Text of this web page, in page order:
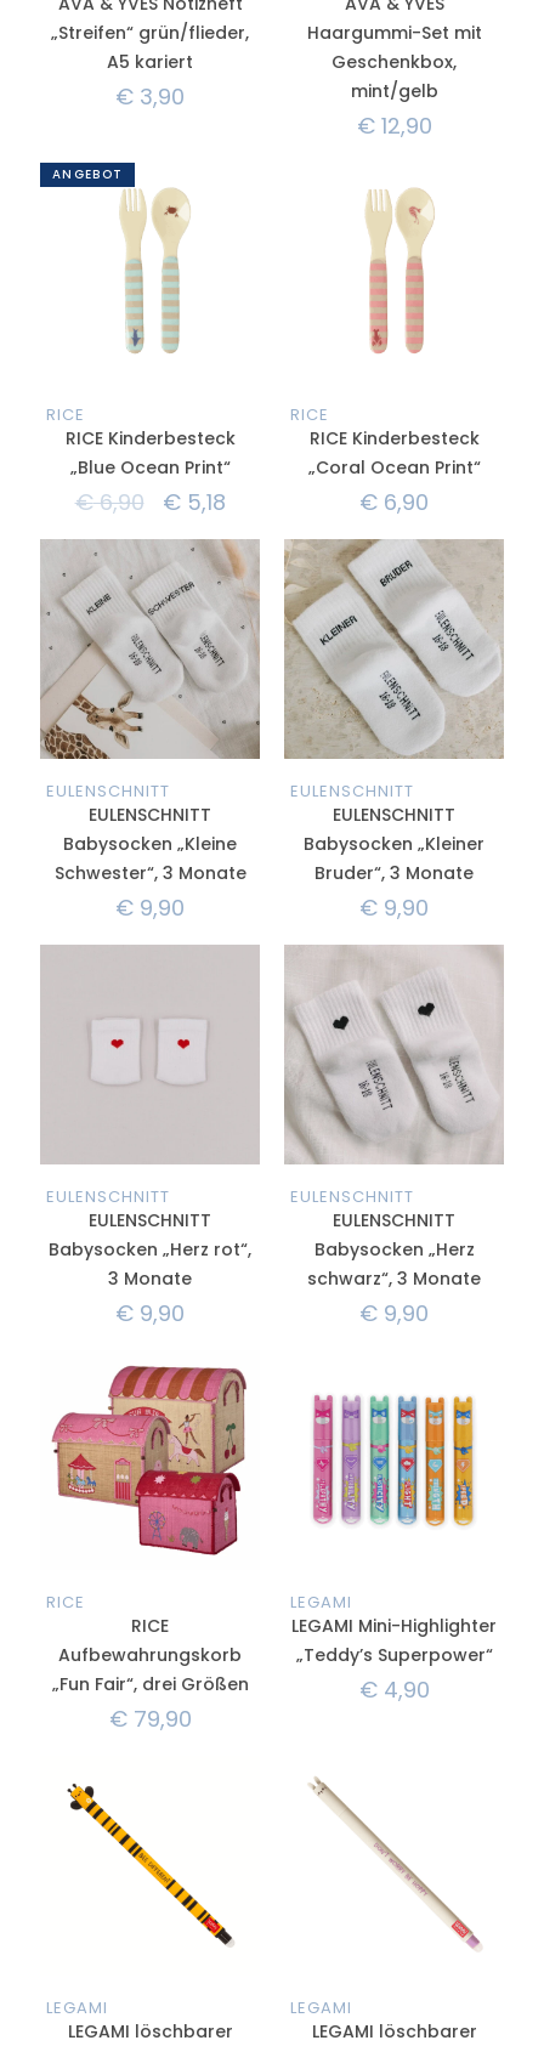
„Streifen“ grün/flieder,
A5 kariert
€ 3,90
Haargummi-Set mit
Geschenkbox,
mint/gelb
€12,90
ANGEBOT
RICE
RICE Kinderbesteck
„Blue Ocean Print“
€6,90 €5,18
RICE
RICE Kinderbesteck
„Coral Ocean Print“
€ 6,90
EULENSCHNITT
EULENSCHNITT
Babysocken „Kleine
Schwester“, 3 Monate
€ 9,90
EULENSCHNITT
EULENSCHNITT
Babysocken „Kleiner
Bruder“, 3 Monate
€ 9,90
EULENSCHNITT
EULENSCHNITT
Babysocken „Herz rot“,
3 Monate
€ 9,90
EULENSCHNITT
EULENSCHNITT
Babysocken „Herz
schwarz“, 3 Monate
€ 9,90
RICE
RICE
Aufbewahrungskorb
„Fun Fair“, drei Größen
€79,90
LEGAMI
LEGAMI Mini-Highlighter
„Teddy’s Superpower“
€4,90
LEGAMI
LEGAMI löschbarer
LEGAMI
LEGAMI löschbarer